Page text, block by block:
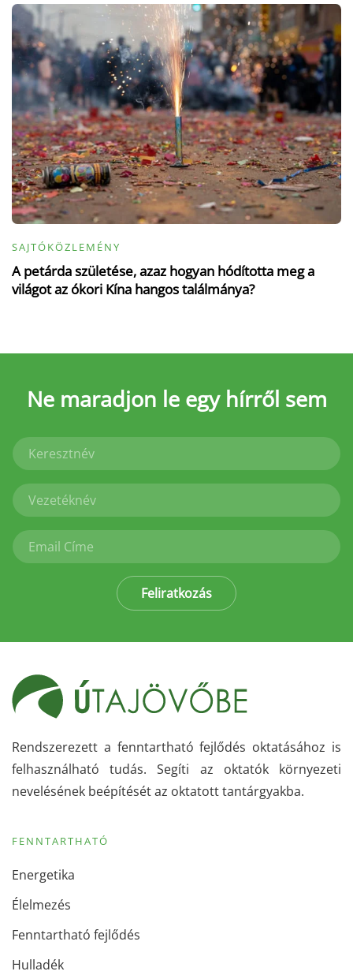
SAJTÓKÖZLEMÉNY
A petárda születése, azaz hogyan hódította meg a
világot az ókori Kína hangos találmánya?
Ne maradjon le egy hírről sem
Feliratkozás
Rendszerezett a fenntartható fejlődés oktatásához is
felhasználható tudás. Segíti az oktatók környezeti
nevelésének beépítését az oktatott tantárgyakba.
FENNTARTHATÓ
Energetika
Élelmezés
Fenntartható fejlődés
Hulladék